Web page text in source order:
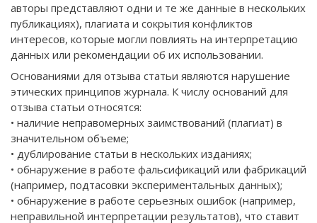
авторы представляют одни и те же данные в нескольких
публикациях), плагиата и сокрытия конфликтов
интересов, которые могли повлиять на интерпретацию
данных или рекомендации об их использовании.
Основаниями для отзыва статьи являются нарушение
этических принципов журнала. К числу оснований для
отзыва статьи относятся:
• наличие неправомерных заимствований (плагиат) в
значительном объеме;
• дублирование статьи в нескольких изданиях;
• обнаружение в работе фальсификаций или фабрикаций
(например, подтасовки экспериментальных данных);
• обнаружение в работе серьезных ошибок (например,
неправильной интерпретации результатов), что ставит